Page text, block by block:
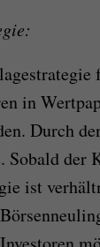
in
Durch
Sobald
ist